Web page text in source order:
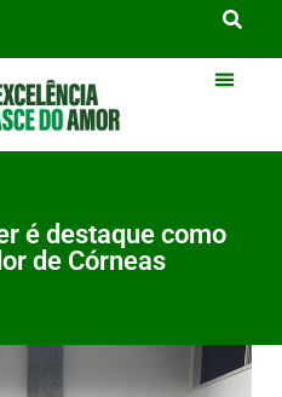
é destaque como
de Córneas